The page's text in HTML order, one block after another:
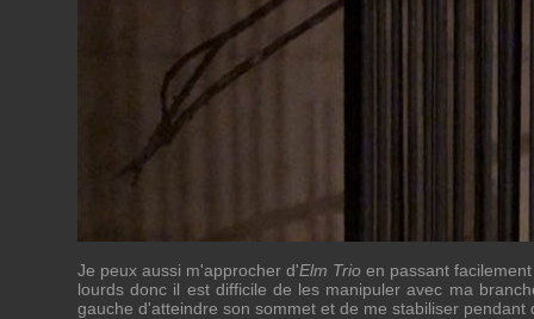
Je peux aussi m'approcher d'Elm Trio en passant
lourds donc il est difficile de les manipuler avec ma
gauche d'atteindre son sommet et de me stabiliser